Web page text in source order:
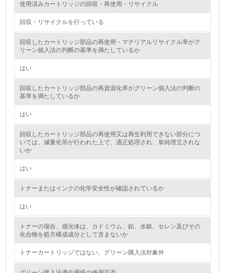
5.
かしている
6.
境対策を理解し、実践している
7.
環境活動に関する規格やプログラムを導入している
2.環境への取り組み
9.
使用済みカートリッジの回収・再使用・リサイクル
回収・リサイクルを行っている
回収したカートリッジ部品の再使用・マテリアルリサイクル率がグ
リーン個入法の判断の基準を満たしているか
はい
回収したカートリッジ部品の再資源化率がグリーン個入法の判断の
基準を満たしているか
はい
回収したカートリッジ部品の再使用又は再生利用できない部分につ
いては、減量化等が行われた上で、適正処理され、単純埋立されな
いか
はい
トナーまたはインクの化学安全性が確認されているか
はい
トナーの場合、感光体は、カドミウム、鉛、水銀、セレン及びその
化合物を処方構成成分として含まないか
トナーカートリッジではない、グリーン購入法対象外